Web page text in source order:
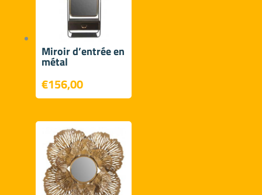
Miroir d’entrée en
métal
€156,00